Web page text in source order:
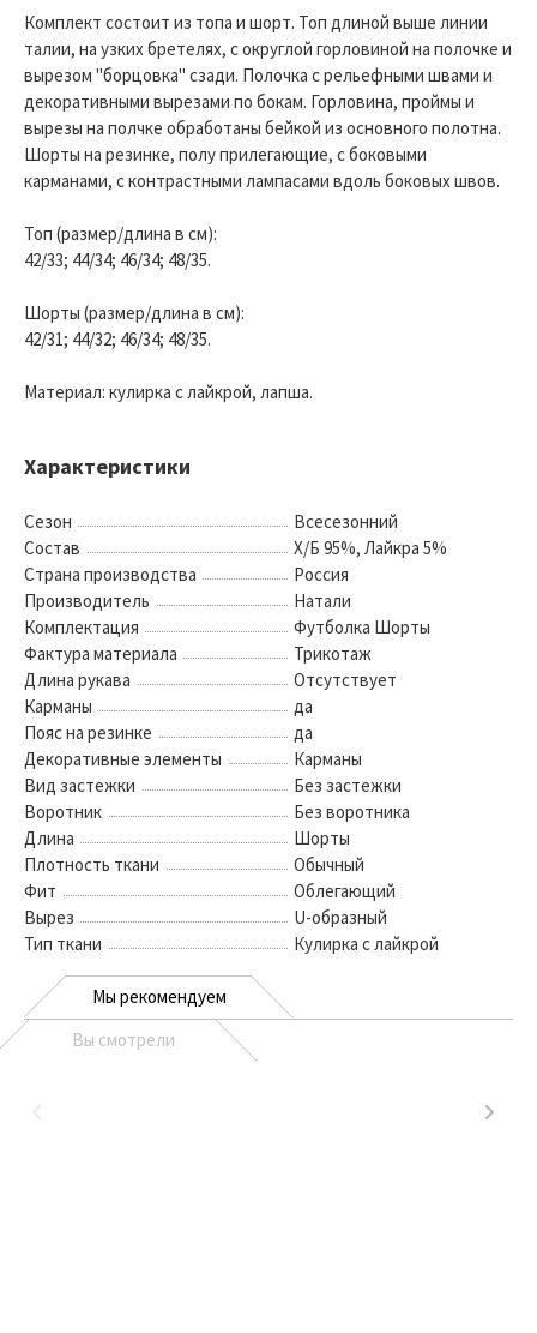
Комплект состоит из топа и шорт. Топ длиной выше линии
талии, на узких бретелях, с округлой горловиной на полочке и
вырезом "борцовка" сзади. Полочка с рельефными швами и
декоративными вырезами по бокам. Горловина, проймы и
вырезы на полчке обработаны бейкой из основного полотна.
Шорты на резинке, полу прилегающие, с боковыми
карманами, с контрастными лампасами вдоль боковых швов.
Топ (размер/длина в см):
42/33; 44/34; 46/34; 48/35.
Шорты (размер/длина в см):
42/31; 44/32; 46/34; 48/35.
Материал: кулирка с лайкрой, лапша.
Характеристики
Сезон
Всесезонний
Состав
Х/Б 95%, Лайкра 5%
Страна производства
Россия
Производитель
Натали
Комплектация
Футболка Шорты
Фактура материала
Трикотаж
Длина рукава
Отсутствует
Карманы
да
Пояс на резинке
да
Декоративные элементы
Карманы
Вид застежки
Без застежки
Воротник
Без воротника
Длина
Шорты
Плотность ткани
Обычный
Фит
Облегающий
Вырез
U-образный
Тип ткани
Кулирка с лайкрой
Мы рекомендуем
Вы смотрели